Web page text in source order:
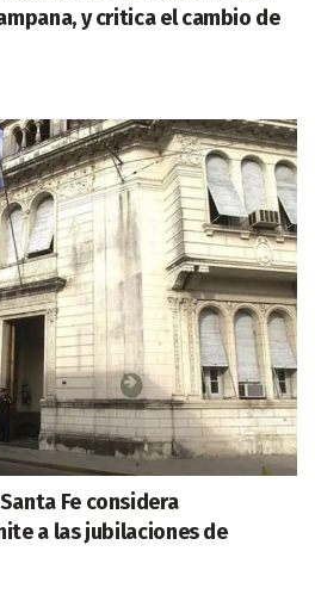
y critica el cambio de
Fe considera
a las jubilaciones de